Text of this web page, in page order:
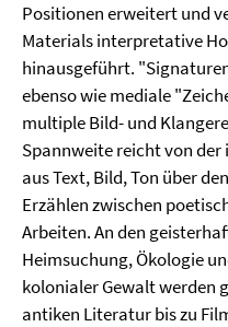
Positionen erweitert und
Materials interpretative
hinausgeführt.
ebenso wie mediale
multiple Bild- und
Spannweite reicht von
aus Text, Bild, Ton über
Erzählen zwischen
Arbeiten. An den
Heimsuchung, Ökologie
kolonialer Gewalt werden
antiken Literatur bis zu